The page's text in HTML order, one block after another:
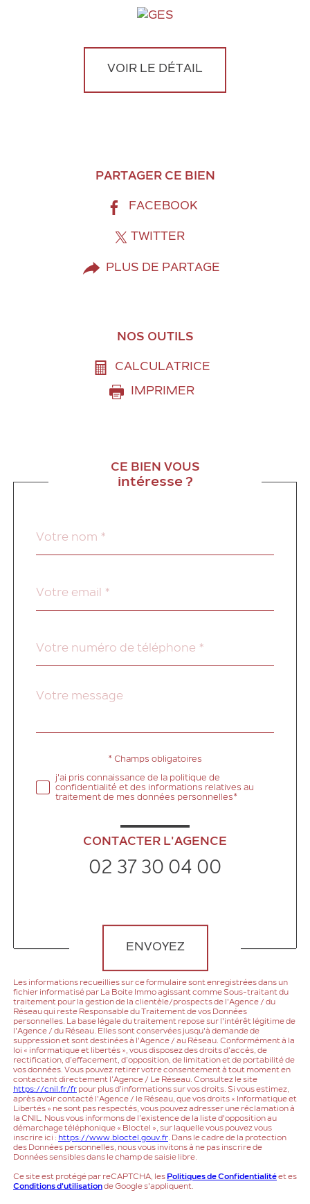
VOIR LE DÉTAIL
PARTAGER CE BIEN
FACEBOOK
TWITTER
PLUS DE PARTAGE
NOS OUTILS
CALCULATRICE
IMPRIMER
CE BIEN VOUS
intéresse ?
*
*
*
Fieldset
Message
Validation* Champs obligatoires
j'ai pris connaissance de la politique de
confidentialité et des informations relatives au
traitement de mes données personnelles*
CONTACTER L'AGENCE
02 37 30 04 00
ENVOYEZ
Les informations recueillies sur ce formulaire sont enregistrées dans un
fichier informatisé par La Boite Immo agissant comme Sous-traitant du
traitement pour la gestion de la clientèle/prospects de l'Agence / du
Réseau qui reste Responsable du Traitement de vos Données
personnelles. La base légale du traitement repose sur l'intérêt légitime de
l'Agence / du Réseau. Elles sont conservées jusqu'à demande de
suppression et sont destinées à l'Agence / au Réseau. Conformément à la
loi « informatique et libertés », vous disposez des droits d’accès, de
rectification, d’effacement, d’opposition, de limitation et de portabilité de
vos données. Vous pouvez retirer votre consentement à tout moment en
contactant directement l’Agence / Le Réseau. Consultez le site
https://cnil.fr/fr pour plus d’informations sur vos droits. Si vous estimez,
après avoir contacté l'Agence / le Réseau, que vos droits « Informatique et
Libertés » ne sont pas respectés, vous pouvez adresser une réclamation à
la CNIL. Nous vous informons de l’existence de la liste d'opposition au
démarchage téléphonique « Bloctel », sur laquelle vous pouvez vous
inscrire ici : https://www.bloctel.gouv.fr. Dans le cadre de la protection
des Données personnelles, nous vous invitons à ne pas inscrire de
Données sensibles dans le champ de saisie libre.
Ce site est protégé par reCAPTCHA, les Politiques de Confidentialitéet es
Conditions d'utilisationde Google s'appliquent.